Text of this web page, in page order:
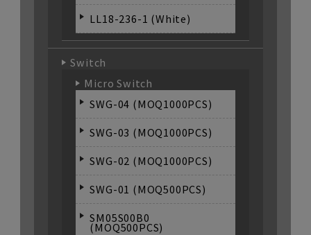
LL18-236-1 (White)
Switch
Micro Switch
SWG-04 (MOQ1000PCS)
SWG-03 (MOQ1000PCS)
SWG-02 (MOQ1000PCS)
SWG-01 (MOQ500PCS)
SM05S00B0
(MOQ500PCS)